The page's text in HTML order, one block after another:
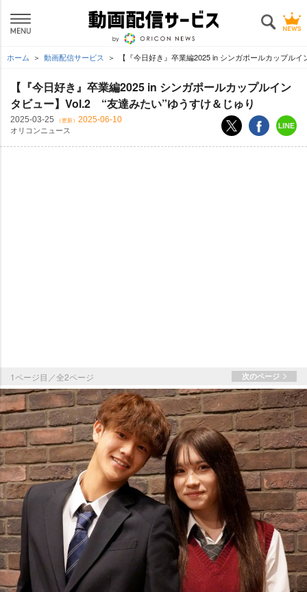
ホーム 動画配信サービス 【『今日好き』卒業編2025 in シンガポールカップル
【『今日好き』卒業編2025 in シンガポールカップルイン
タビュー】Vol.2 “友達みたい”ゆうすけ＆じゅり
2025-03-25 （更新） 2025-06-10
オリコンニュース
1ページ目／全2ページ 次のページ